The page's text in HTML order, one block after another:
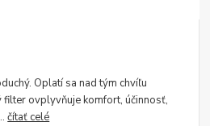
Oplatí sa nad tým chvíľu
ovplyvňuje komfort, účinnosť,
čítať celé